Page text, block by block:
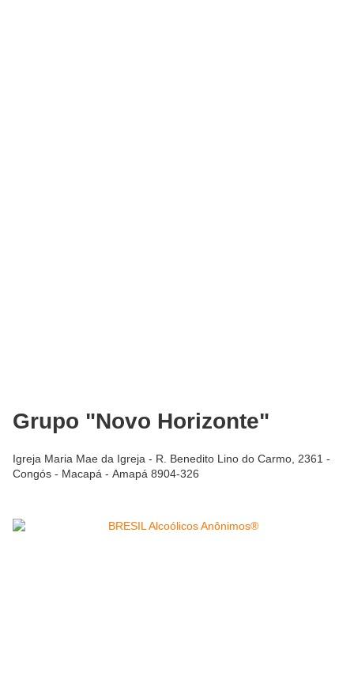
Grupo "Novo Horizonte"
Igreja Maria Mae da Igreja - R. Benedito Lino do Carmo, 2361 -
Congós - Macapá - Amapá 8904-326